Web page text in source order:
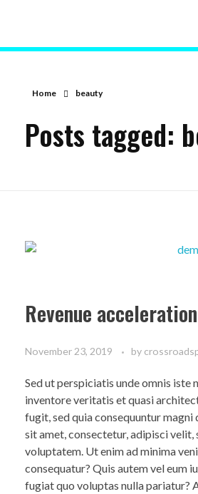
Home beauty
Posts tagged:
Revenue
November 23, 2019 by
Sed ut perspiciatis unde omnis
inventore veritatis et quasi
fugit, sed quia consequuntur
sit amet, consectetur, adipisci
voluptatem. Ut enim ad minima
consequatur? Quis autem vel eum
fugiat quo voluptas nulla pariatur?